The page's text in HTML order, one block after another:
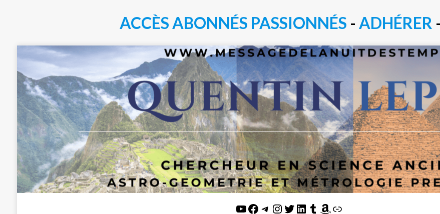
ACCÈS ABONNÉS PASSIONNÉS -ADHÉRER -